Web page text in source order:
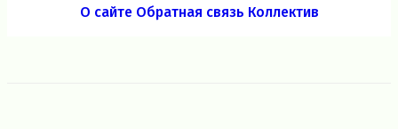
О сайте Обратная связь Коллектив